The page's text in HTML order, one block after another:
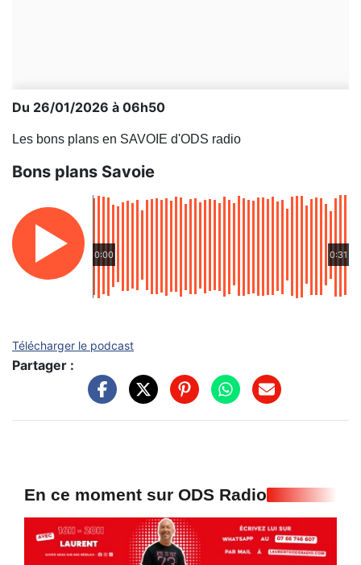
Du 26/01/2026 à 06h50
Les bons plans en SAVOIE d'ODS radio
Bons plans Savoie
0:00 0:31
Télécharger le podcast
Partager :
En ce moment sur ODS Radio